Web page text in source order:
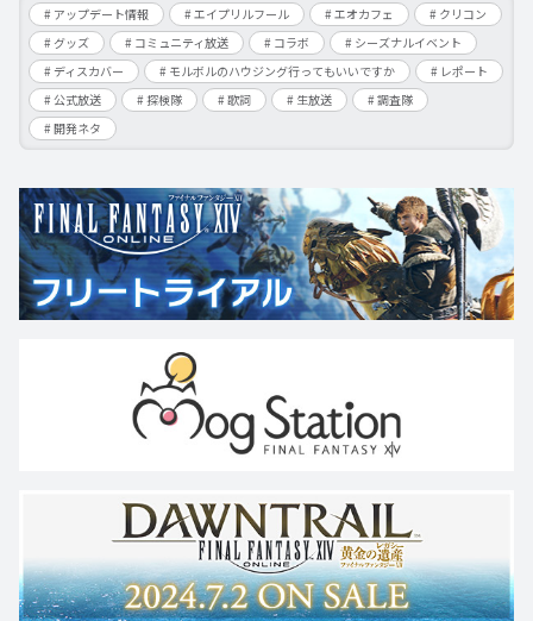
アップデート情報 エイプリルフール エオカフェ
クリコン
グッズ
コミュニティ放送 コラボ
シーズナルイベント
ディスカバー
モルボルのハウジング行ってもいいですか
レポート
公式放送
探検隊 歌詞 生放送
調査隊
開発ネタ